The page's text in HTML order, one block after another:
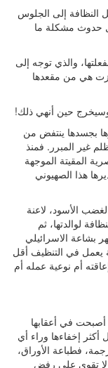
إلى الجلوس
حدوث مشكلة ما
والذي توجه إلى
هي من مقعدها
حين أنهي ذلك!
بجسدها ينتفض من
غير المبرر. فمنذ
المقيتة الموجهة
هذا الصهيوني
الأسود، لاعنة
لوالدتها، ثم
بشاعة الاسرائيلي
يعمل في التنظيف أقل
أم نوعية عمله أم
في أعقابها
أكثر إخفاءها وراء أي
فطباعة الأوراق،
لا تقوى على رفض